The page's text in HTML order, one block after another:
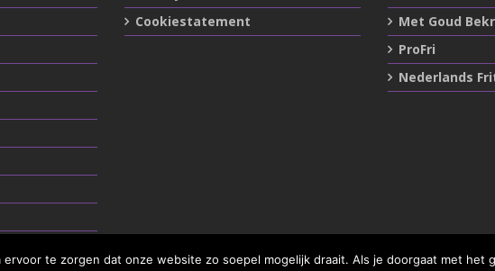
Cookiestatement
Met Goud
ProFri
Nederlands
ervoor te zorgen dat onze website zo soepel mogelijk draait. Als je doorgaat met